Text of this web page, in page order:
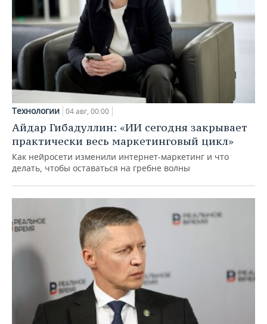
Технологии 04 авг, 00:00
Айдар Гибадуллин: «ИИ сегодня закрывает
практически весь маркетинговый цикл»
Как нейросети изменили интернет-маркетинг и что
делать, чтобы оставаться на гребне волны